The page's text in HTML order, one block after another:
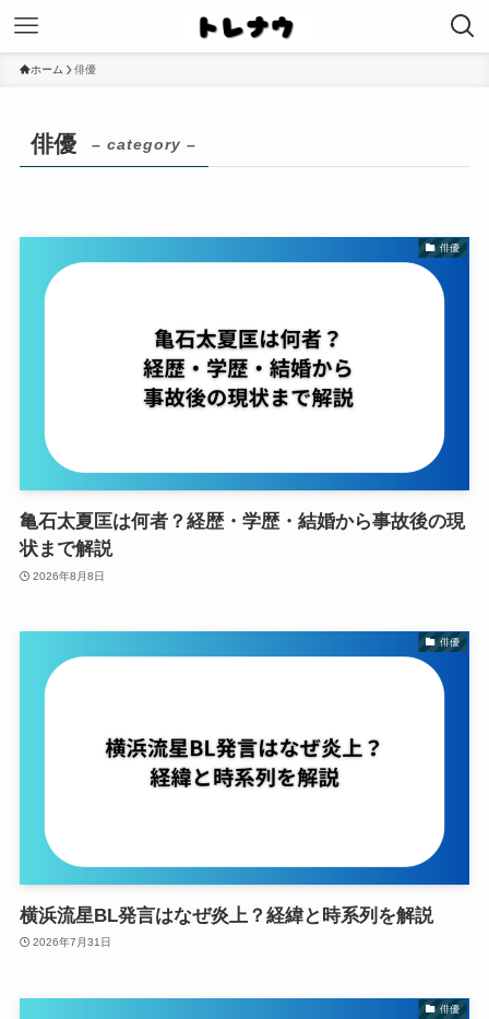
ホーム 俳優
俳優 – category –
俳優
亀石太夏匡は何者？経歴・学歴・結婚から事故後の現
状まで解説
2026年8月8日
俳優
横浜流星BL発言はなぜ炎上？経緯と時系列を解説
2026年7月31日
俳優